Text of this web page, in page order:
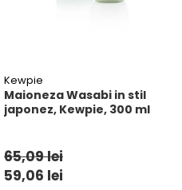
Kewpie
Maioneza Wasabi in stil
japonez, Kewpie, 300 ml
65,09 lei
59,06 lei